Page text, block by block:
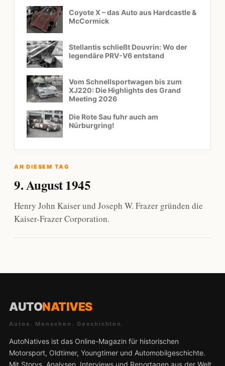
Coyote X – das Auto aus Hardcastle &
McCormick
Stellantis schließt Douvrin: Wo der
legendäre PRV-V6 entstand
Vom Schnellsportwagen bis zum
XJ220: Die Highlights des Grand
Meeting 2026
Die Rote Sau fuhr auch am
Nürburgring!
AN DIESEM TAG
9. August 1945
Henry John Kaiser und Joseph W. Frazer gründen die
Kaiser-Frazer Corporation.
AUTONATIVES
Autos. Menschen. Geschichten.
AutoNatives ist das Online-Magazin für historischen
Motorsport, Oldtimer, Youngtimer und Automobilgeschichte.